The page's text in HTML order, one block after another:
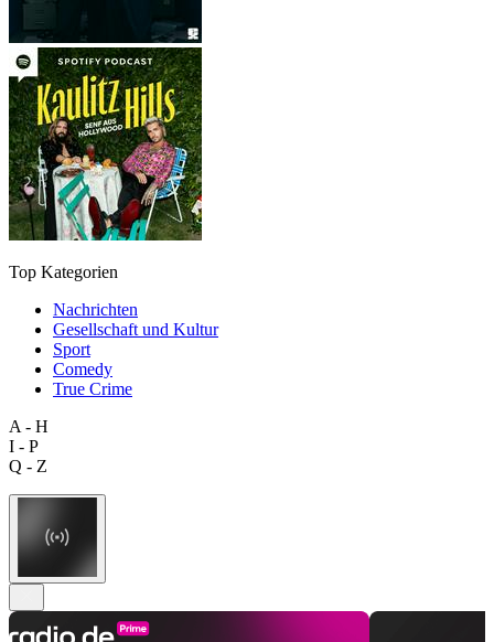
Top Kategorien
Nachrichten
Gesellschaft und Kultur
Sport
Comedy
True Crime
A - H
I - P
Q - Z